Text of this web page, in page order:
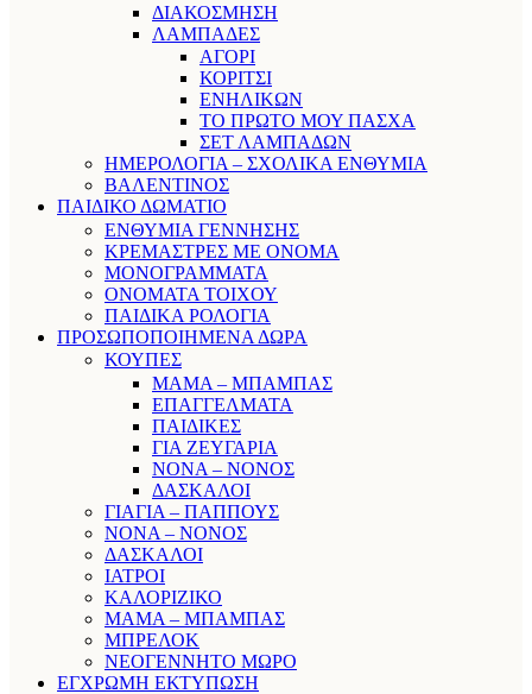
ΔΙΑΚΟΣΜΗΣΗ
ΛΑΜΠΑΔΕΣ
ΑΓΟΡΙ
ΚΟΡΙΤΣΙ
ΕΝΗΛΙΚΩΝ
ΤΟ ΠΡΩΤΟ ΜΟΥ ΠΑΣΧΑ
ΣΕΤ ΛΑΜΠΑΔΩΝ
ΗΜΕΡΟΛΟΓΙΑ – ΣΧΟΛΙΚΑ ΕΝΘΥΜΙΑ
ΒΑΛΕΝΤΙΝΟΣ
ΠΑΙΔΙΚΟ ΔΩΜΑΤΙΟ
ΕΝΘΥΜΙΑ ΓΕΝΝΗΣΗΣ
ΚΡΕΜΑΣΤΡΕΣ ΜΕ ΟΝΟΜΑ
ΜΟΝΟΓΡΑΜΜΑΤΑ
ΟΝΟΜΑΤΑ ΤΟΙΧΟΥ
ΠΑΙΔΙΚΑ ΡΟΛΟΓΙΑ
ΠΡΟΣΩΠΟΠΟΙΗΜΕΝΑ ΔΩΡΑ
ΚΟΥΠΕΣ
ΜΑΜΑ – ΜΠΑΜΠΑΣ
ΕΠΑΓΓΕΛΜΑΤΑ
ΠΑΙΔΙΚΕΣ
ΓΙΑ ΖΕΥΓΑΡΙΑ
ΝΟΝΑ – ΝΟΝΟΣ
ΔΑΣΚΑΛΟΙ
ΓΙΑΓΙΑ – ΠΑΠΠΟΥΣ
ΝΟΝΑ – ΝΟΝΟΣ
ΔΑΣΚΑΛΟΙ
ΙΑΤΡΟΙ
ΚΑΛΟΡΙΖΙΚΟ
ΜΑΜΑ – ΜΠΑΜΠΑΣ
ΜΠΡΕΛΟΚ
ΝΕΟΓΕΝΝΗΤΟ ΜΩΡΟ
ΕΓΧΡΩΜΗ ΕΚΤΥΠΩΣΗ